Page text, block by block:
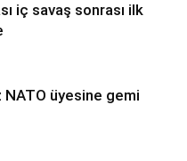
iç savaş sonrası ilk
üyesine gemi